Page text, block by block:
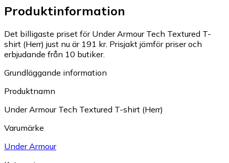
Produktinformation
Det billigaste priset för Under Armour Tech Textured T-
shirt (Herr) just nu är 191 kr. Prisjakt jämför priser och
erbjudande från 10 butiker.
Grundläggande information
Produktnamn
Under Armour Tech Textured T-shirt (Herr)
Varumärke
Under Armour